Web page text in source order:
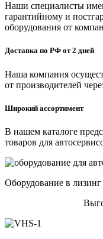
Наши специалисты
гарантийному и
оборудования от
Доставка по РФ от 2 дней
Наша компания
от производителей
Широкий ассортимент
В нашем каталоге
товаров для
Оборудование в